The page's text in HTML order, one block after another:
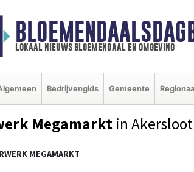
lokaal nieuws bloemendaal en omgeving
Bedrijvengids Gemeente
Megamarkt in Akersloot
MEGAMARKT